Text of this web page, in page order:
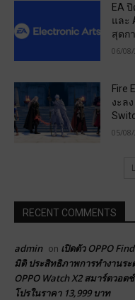
EA
และ
สุดก
06/
Fire
งะล
05/
RECENT COMMENTS
admin on เปิดตัว OPPO
มิติ ประสิทธิภาพการทำงานร
OPPO Watch X2 สมาร์ตวอ
โปรในราคา 13,999 บาท